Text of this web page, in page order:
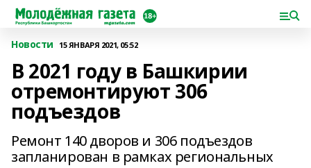
Новости 15 ЯНВАРЯ 2021, 05:52
В 2021 году в Башкирии
отремонтируют 306
подъездов
Ремонт 140 дворов и 306 подъездов
запланирован в рамках региональных